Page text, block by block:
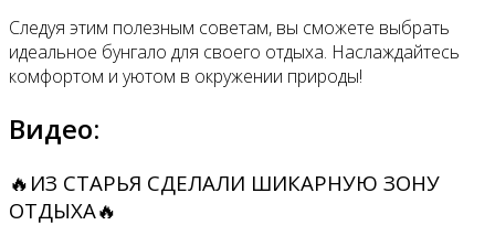
Следуя этим полезным советам, вы сможете выбрать
идеальное бунгало для своего отдыха. Наслаждайтесь
комфортом и уютом в окружении природы!
Видео:
🔥ИЗ СТАРЬЯ СДЕЛАЛИ ШИКАРНУЮ ЗОНУ
ОТДЫХА🔥